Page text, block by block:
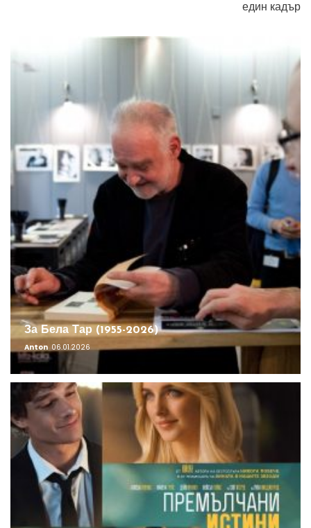
един кадър
За Бела Тар (1955-2026)
Anton 06.01.2026